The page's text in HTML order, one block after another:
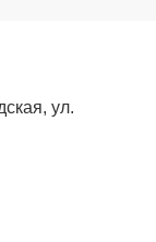
ул.